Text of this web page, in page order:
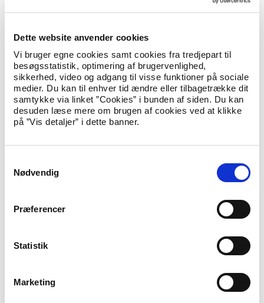
Dette website anvender cookies
Vi bruger egne cookies samt cookies fra tredjepart til
besøgsstatistik, optimering af brugervenlighed,
sikkerhed, video og adgang til visse funktioner på sociale
medier. Du kan til enhver tid ændre eller tilbagetrække dit
samtykke via linket ”Cookies” i bunden af siden. Du kan
desuden læse mere om brugen af cookies ved at klikke
på ”Vis detaljer” i dette banner.
Nødvendig
Præferencer
Statistik
Marketing
arbejdstagere, studerende, forskere, landbrugspraktikanter og
au pairs ikke længere med. Det samme er tilfældet for
familiesammenførte til andre end flygtninge, bl.a. danske
statsborgere. Det skyldes, at kommunerne typisk ikke har
integrationsopgaver for disse grupper, ud over eventuelt
danskuddannelse.
Inger Støjberg siger:
andet au pairs, forskere, landbrugspraktikanter, arbejdstagere
Fordelingsnøglen for, hvor mange flygtninge en kommune bør
modtage, skal afspejle den reelle integrationsopgave, og derfor
Den nye beregningsmodel vil blive brugt ved fordelingen af
kommunerne lokalt indgår frivillige aftaler om en anden
fordeling.
Fakta